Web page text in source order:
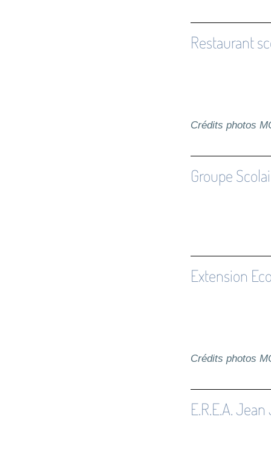
Restaurant
Crédits photos
Groupe
Extension
Crédits photos
E.R.E.A.